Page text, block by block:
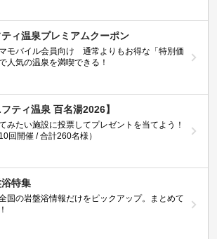
ィ温泉プレミアムクーポン
モバイル会員向け 通常よりもお得な「特別価
人気の温泉を満喫できる！
フティ温泉 百名湯2026】
みたい施設に投票してプレゼントを当てよう！
10回開催 / 合計260名様）
特集
国の岩盤浴情報だけをピックアップ。まとめて